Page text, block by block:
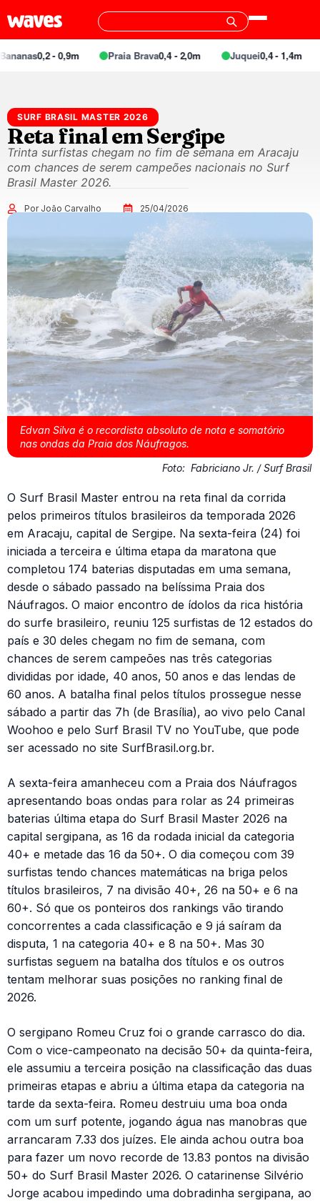
0,2 - 0,9m Praia Brava0,4 - 2,0m Juquei0,4 - 1,4m
SURF BRASIL MASTER 2026
Reta final em Sergipe
Trinta surfistas chegam no fim de semana em Aracaju
com chances de serem campeões nacionais no Surf
Brasil Master 2026.
Por João Carvalho 25/04/2026
Edvan Silva é o recordista absoluto de nota e somatório
nas ondas da Praia dos Náufragos.
Foto: Fabriciano Jr. / Surf Brasil
O Surf Brasil Master entrou na reta final da corrida
pelos primeiros títulos brasileiros da temporada 2026
em Aracaju, capital de Sergipe. Na sexta-feira (24) foi
iniciada a terceira e última etapa da maratona que
completou 174 baterias disputadas em uma semana,
desde o sábado passado na belíssima Praia dos
Náufragos. O maior encontro de ídolos da rica história
do surfe brasileiro, reuniu 125 surfistas de 12 estados do
país e 30 deles chegam no fim de semana, com
chances de serem campeões nas três categorias
divididas por idade, 40 anos, 50 anos e das lendas de
60 anos. A batalha final pelos títulos prossegue nesse
sábado a partir das 7h (de Brasília), ao vivo pelo Canal
Woohoo e pelo Surf Brasil TV no YouTube, que pode
ser acessado no site SurfBrasil.org.br.
A sexta-feira amanheceu com a Praia dos Náufragos
apresentando boas ondas para rolar as 24 primeiras
baterias última etapa do Surf Brasil Master 2026 na
capital sergipana, as 16 da rodada inicial da categoria
40+ e metade das 16 da 50+. O dia começou com 39
surfistas tendo chances matemáticas na briga pelos
títulos brasileiros, 7 na divisão 40+, 26 na 50+ e 6 na
60+. Só que os ponteiros dos rankings vão tirando
concorrentes a cada classificação e 9 já saíram da
disputa, 1 na categoria 40+ e 8 na 50+. Mas 30
surfistas seguem na batalha dos títulos e os outros
tentam melhorar suas posições no ranking final de
2026.
O sergipano Romeu Cruz foi o grande carrasco do dia.
Com o vice-campeonato na decisão 50+ da quinta-feira,
ele assumiu a terceira posição na classificação das duas
primeiras etapas e abriu a última etapa da categoria na
tarde da sexta-feira. Romeu destruiu uma boa onda
com um surf potente, jogando água nas manobras que
arrancaram 7.33 dos juízes. Ele ainda achou outra boa
para fazer um novo recorde de 13.83 pontos na divisão
50+ do Surf Brasil Master 2026. O catarinense Silvério
Jorge acabou impedindo uma dobradinha sergipana, ao